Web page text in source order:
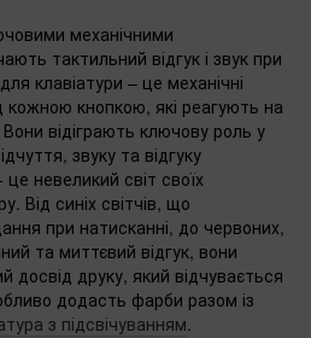
механічними
тактильний відгук і звук при
клавіатури – це механічні
кожною кнопкою, які реагують на
відіграють ключову роль у
звуку та відгуку
невеликий світ своїх
Від синіх світчів, що
при натисканні, до червоних,
та миттєвий відгук, вони
досвід друку, який відчувається
додасть фарби разом із
з підсвічуванням.